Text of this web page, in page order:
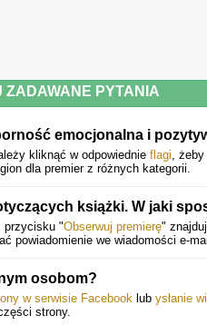
ZADAWANE PYTANIA
emocjonalna i
kliknąć w odpowiednie flagi, żeby
dla premier z różnych kategorii.
książki. W jaki
przycisku "Obserwuj premierę"
powiadomienie we wiadomości e-
osobom?
w serwisie Facebook lub ysłanie
strony.